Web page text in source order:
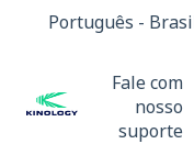
Português -
Fale com
nosso
suporte